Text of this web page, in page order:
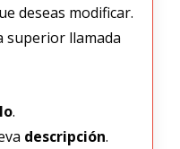
deseas modificar.
superior llamada
.
descripción.